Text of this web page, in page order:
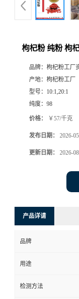
枸杞粉 纯粉 枸
品牌： 枸杞粉工厂
产地： 枸杞粉工厂
型号： 10:1,20:1
纯度： 98
价格： ￥57/千克
发布日期： 2026-
更新日期： 2026-
产品详请
品牌
用途
检测方法